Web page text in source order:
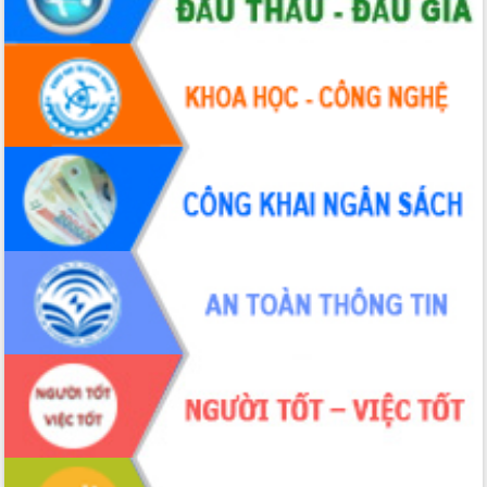
Hội nghị Ban Chấp hành Đảng bộ tỉnh
Đắk Lắk lần thứ 2 (mở rộng)
Tập trung giải phóng mặt bằng, đẩy
nhanh tiến độ Tuyến đường bộ ven
biển
Gỡ khó, khởi công xây dựng, sửa chữa
toàn bộ nhà ở cho hộ dân đúng tiến độ
đề ra
UBND tỉnh Đắk Lắk tổng kết công tác
quốc phòng, quân sự địa phương năm
2025
Tập trung triển khai quyết liệt, đồng bộ
các giải pháp nhằm thực hiện hiệu quả
các nhiệm vụ đề ra năm 2025
Phát huy vai trò của người có uy tín
trong phòng chống tảo hôn và hôn
nhân cận huyết thống
Nông sản Tây Nguyên thu hút doanh
nghiệp nước ngoài
Đắk Lắk định vị thương hiệu du lịch
“Biển – Rừng – Cà phê” trong không